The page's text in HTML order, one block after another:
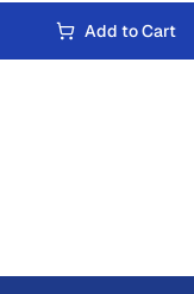
Add to Cart